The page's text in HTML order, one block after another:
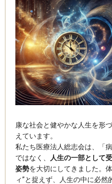
康な社会と健やかな人生を形
えています。
私たち医療法人総志会は、「
ではなく、
人生の一部として
姿勢を大切にしてきました。
ィ”と捉えず、人生の中に必